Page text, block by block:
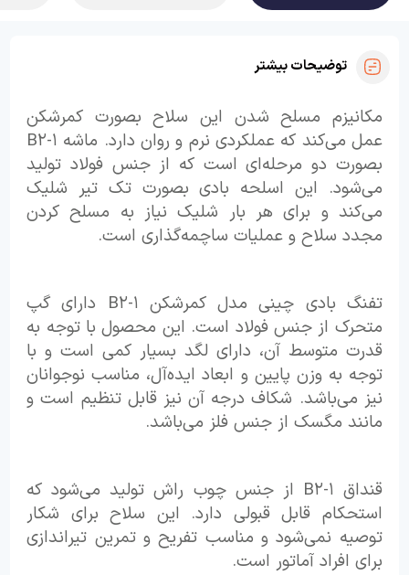
توضیحات بیشتر
مکانیزم مسلح شدن این سلاح بصورت کمرشکن
عمل می‌کند که عملکردی نرم و روان دارد. ماشه B۲-۱
بصورت دو مرحله‌ای است که از جنس فولاد تولید
می‌شود. این اسلحه بادی بصورت تک تیر شلیک
می‌کند و برای هر بار شلیک نیاز به مسلح کردن
مجدد سلاح و عملیات ساچمه‌گذاری است.
تفنگ بادی چینی مدل کمرشکن B۲-۱ دارای گپ
متحرک از جنس فولاد است. این محصول با توجه به
قدرت متوسط آن، دارای لگد بسیار کمی است و با
توجه به وزن پایین و ابعاد ایده‌آل، مناسب نوجوانان
نیز می‌باشد. شکاف درجه آن نیز قابل تنظیم است و
مانند مگسک از جنس فلز می‌باشد.
قنداق B۲-۱ از جنس چوب راش تولید می‌شود که
استحکام قابل قبولی دارد. این سلاح برای شکار
توصیه نمی‌شود و مناسب تفریح و تمرین تیراندازی
برای افراد آماتور است.